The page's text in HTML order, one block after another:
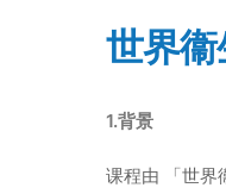
世界
1.背景
课程由 「世